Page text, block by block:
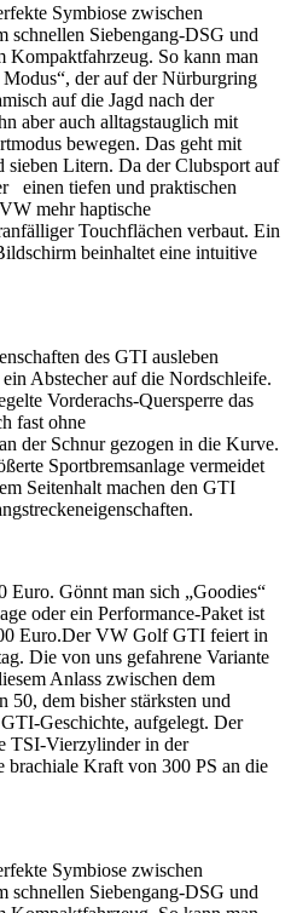
Symbiose zwischen
schnellen Siebengang-DSG und
Kompaktfahrzeug. So kann man
der auf der Nürburgring
auf die Jagd nach der
aber auch alltagstauglich mit
bewegen. Das geht mit
sieben Litern. Da der Clubsport auf
einen tiefen und praktischen
mehr haptische
Touchflächen verbaut. Ein
beinhaltet eine intuitive
des GTI ausleben
Abstecher auf die Nordschleife.
Vorderachs-Quersperre das
fast ohne
der Schnur gezogen in die Kurve.
Sportbremsanlage vermeidet
Seitenhalt machen den GTI
Euro. Gönnt man sich „Goodies“
oder ein Performance-Paket ist
Euro.Der VW Golf GTI feiert in
Die von uns gefahrene Variante
Anlass zwischen dem
50, dem bisher stärksten und
Geschichte, aufgelegt. Der
TSI-Vierzylinder in der
brachiale Kraft von 300 PS an die
Symbiose zwischen
schnellen Siebengang-DSG und